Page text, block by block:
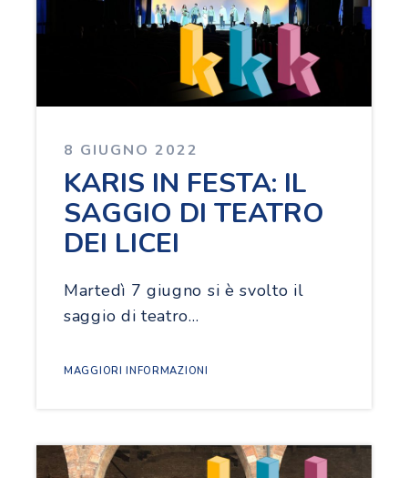
8 GIUGNO 2022
KARIS IN FESTA: IL
SAGGIO DI TEATRO
DEI LICEI
Martedì 7 giugno si è svolto il
saggio di teatro…
MAGGIORI INFORMAZIONI